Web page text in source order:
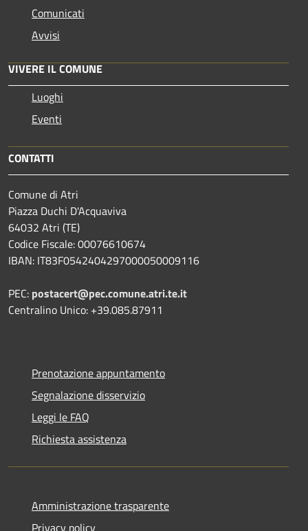
Comunicati
Avvisi
VIVERE IL COMUNE
Luoghi
Eventi
CONTATTI
Comune di Atri
Piazza Duchi D'Acquaviva
64032 Atri (TE)
Codice Fiscale: 00076610674
IBAN: IT83F0542404297000050009116
PEC: postacert@pec.comune.atri.te.it
Centralino Unico: +39.085.87911
Prenotazione appuntamento
Segnalazione disservizio
Leggi le FAQ
Richiesta assistenza
Amministrazione trasparente
Privacy policy